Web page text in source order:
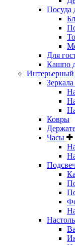
Посуда
Для
Кашпо
Интерьерный
Зеркала
Ковры
Часы